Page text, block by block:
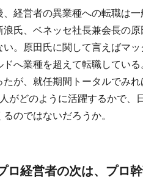
、経営者の異業種への転職は
浪氏、ベネッセ社長兼会長の
い。原田氏に関して言えばマ
ドへ業種を超えて転職してい
たが、就任期間トータルでみ
がどのように活躍するかで、
るのではないだろうか。
ロ経営者の次は、プロ